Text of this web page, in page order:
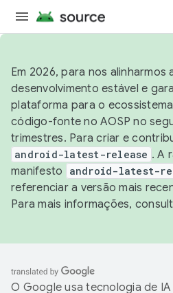
Em 2026, para nos
desenvolvimento estável e
plataforma para o
código-fonte no AOSP no
trimestres. Para criar e
android-latest-release . A
manifesto
android-latest-
referenciar a versão mais
Para mais informações,
O Google usa tecnologia de